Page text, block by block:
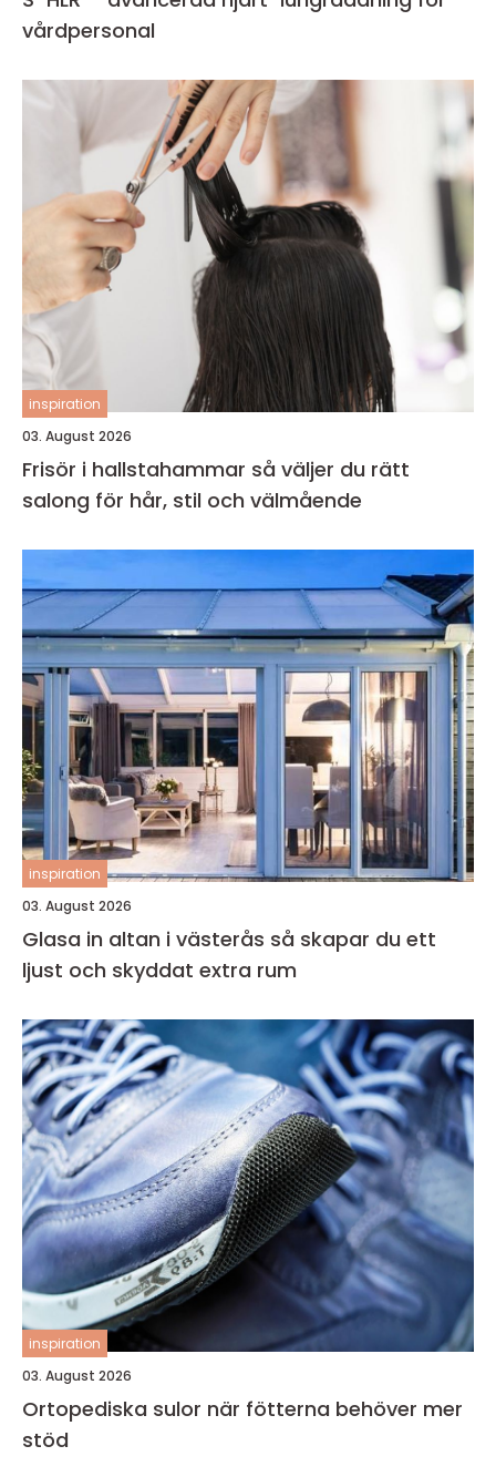
vårdpersonal
inspiration
03. August 2026
Frisör i hallstahammar så väljer du rätt
salong för hår, stil och välmående
inspiration
03. August 2026
Glasa in altan i västerås så skapar du ett
ljust och skyddat extra rum
inspiration
03. August 2026
Ortopediska sulor när fötterna behöver mer
stöd